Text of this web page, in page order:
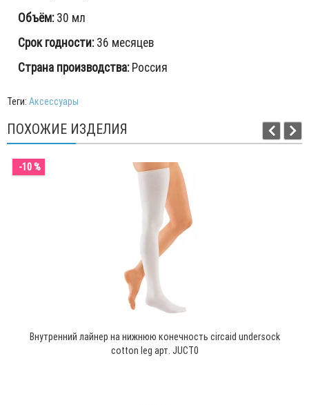
Объём:30 мл
Срок годности:36 месяцев
Страна производства:Россия
Теги: Аксессуары
ПОХОЖИЕ ИЗДЕЛИЯ
-10 %
Внутренний лайнер на нижнюю конечность circaid undersock
cotton leg арт. JUCT0